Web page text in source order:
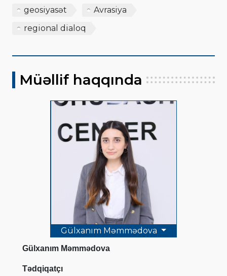
geosiyasət
Avrasiya
regional dialoq
Müəllif haqqında
Gülxanım Məmmədova
Gülxanım Məmmədova
Tədqiqatçı